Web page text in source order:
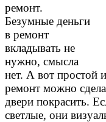
ремонт.
Безумные деньги
в ремонт
вкладывать не
нужно, смысла
нет. А вот простой
ремонт можно
двери покрасить.
светлые, они